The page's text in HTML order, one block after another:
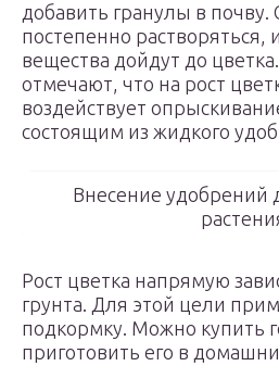
добавить гранулы в почву.
постепенно растворяться,
вещества дойдут до
отмечают, что на рост
воздействует
состоящим из жидкого
Внесение удобрений
Рост цветка напрямую
грунта. Для этой цели
подкормку. Можно купить
приготовить его в